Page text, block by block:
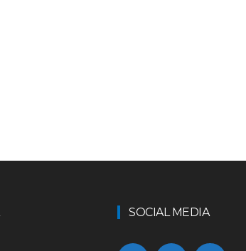
SOCIAL MEDIA